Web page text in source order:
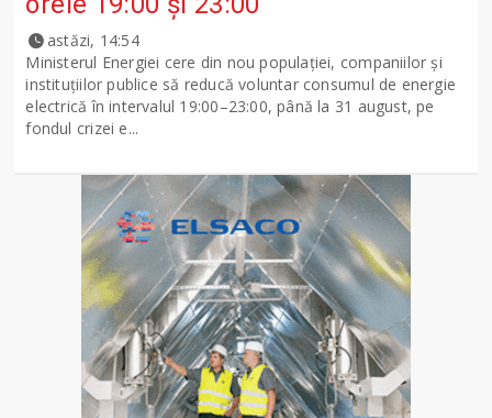
astăzi, 14:54
Ministerul Energiei cere din nou populației, companiilor și
instituțiilor publice să reducă voluntar consumul de energie
electrică în intervalul 19:00–23:00, până la 31 august, pe
fondul crizei e...